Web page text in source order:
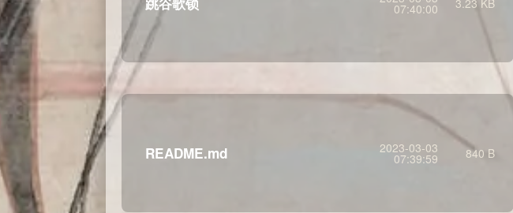
07:40:00 3.23 KB
README.md 2023-03-03
07:39:59 840 B